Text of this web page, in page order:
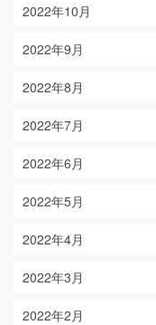
2022年10月
2022年9月
2022年8月
2022年7月
2022年6月
2022年5月
2022年4月
2022年3月
2022年2月